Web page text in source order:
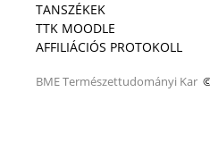
TANSZÉKEK
TTK MOODLE
AFFILIÁCIÓS PROTOKOLL
BMETermészettudományi Kar